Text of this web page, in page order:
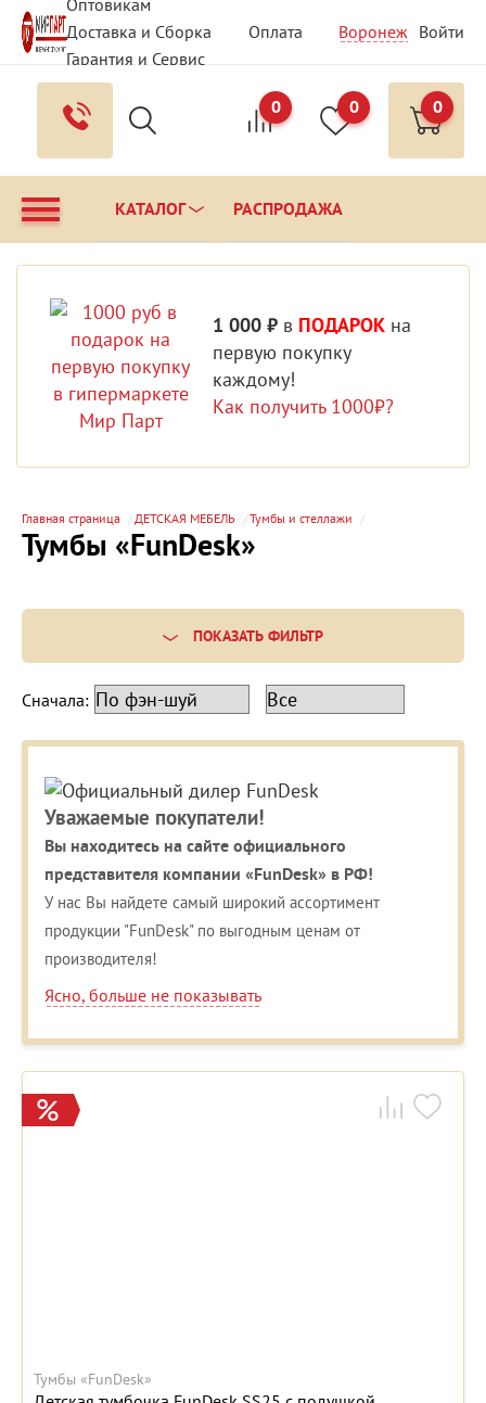
Оптовикам
Доставка и Сборка
Оплата
Гарантия и Сервис
Вопрос - Ответ
Контакты
Воронеж Войти
0 0 0
КАТАЛОГ РАСПРОДАЖА
1 000 ₽ в ПОДАРОК на
первую покупку
каждому!
Как получить 1000₽?
Главная страница ДЕТСКАЯ МЕБЕЛЬ Тумбы и стеллажи
Тумбы «FunDesk»
ПОКАЗАТЬ ФИЛЬТР
Сначала:
Уважаемые покупатели!
Вы находитесь на сайте официального
представителя компании «FunDesk» в РФ!
У нас Вы найдете самый широкий ассортимент
продукции "FunDesk" по выгодным ценам от
производителя!
Ясно, больше не показывать
Тумбы «FunDesk»